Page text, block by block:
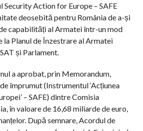
Security Action for Europe – SAFE
deosebită pentru România de a-și
capabilități al Armatei într-un mod
la Planul de Înzestrare al Armatei
și Parlament.
a aprobat, prin Memorandum,
împrumut (Instrumentul ‘Acțiunea
– SAFE) dintre Comisia
în valoare de 16,68 miliarde de euro,
După semnare, Acordul de